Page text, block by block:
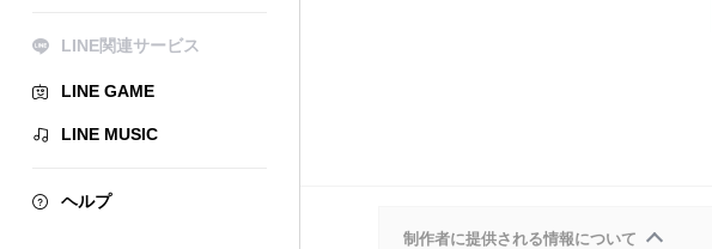
LINE関連サービス
LINE GAME
LINE MUSIC
ヘルプ
制作者に提供される情報について